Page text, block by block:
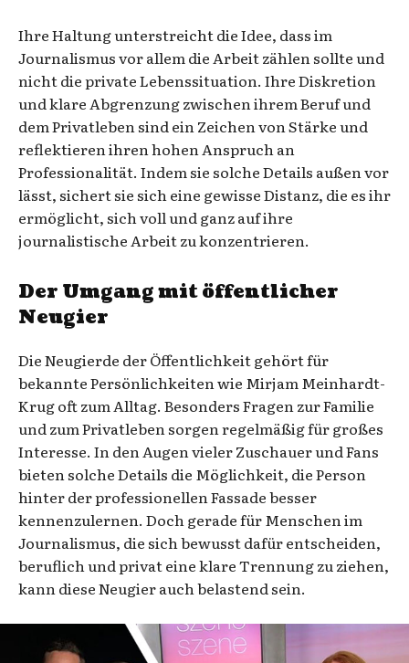
Ihre Haltung unterstreicht die Idee, dass im
Journalismus vor allem die Arbeit zählen sollte und
nicht die private Lebenssituation. Ihre Diskretion
und klare Abgrenzung zwischen ihrem Beruf und
dem Privatleben sind ein Zeichen von Stärke und
reflektieren ihren hohen Anspruch an
Professionalität. Indem sie solche Details außen vor
lässt, sichert sie sich eine gewisse Distanz, die es ihr
ermöglicht, sich voll und ganz auf ihre
journalistische Arbeit zu konzentrieren.
Der Umgang mit öffentlicher
Neugier
Die Neugierde der Öffentlichkeit gehört für
bekannte Persönlichkeiten wie Mirjam Meinhardt-
Krug oft zum Alltag. Besonders Fragen zur Familie
und zum Privatleben sorgen regelmäßig für großes
Interesse. In den Augen vieler Zuschauer und Fans
bieten solche Details die Möglichkeit, die Person
hinter der professionellen Fassade besser
kennenzulernen. Doch gerade für Menschen im
Journalismus, die sich bewusst dafür entscheiden,
beruflich und privat eine klare Trennung zu ziehen,
kann diese Neugier auch belastend sein.